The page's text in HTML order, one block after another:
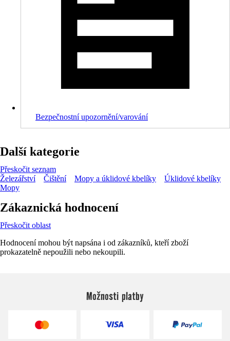
Bezpečnostní upozornění/varování
Další kategorie
Přeskočit seznam
Železářství
Čištění Mopy a úklidové kbelíky
Úklidové kbelíky
Mopy
Zákaznická hodnocení
Přeskočit oblast
Hodnocení mohou být napsána i od zákazníků, kteří zboží
prokazatelně nepoužili nebo nekoupili.
Možnosti platby